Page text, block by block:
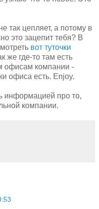
так цепляет, а потому в
это зацепит тебя? В
вот туточки
же где-то там есть
офисам компании -
офиса есть. Enjoy.
информацией про то,
компании.